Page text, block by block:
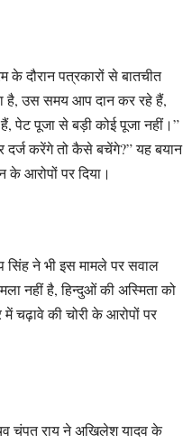
दौरान पत्रकारों से बातचीत
है, उस समय आप दान कर रहे हैं,
पेट पूजा से बड़ी कोई पूजा नहीं।”
करेंगे तो कैसे बचेंगे?” यह बयान
के आरोपों पर दिया।
सिंह ने भी इस मामले पर सवाल
नहीं है, हिन्दुओं की अस्मिता को
चढ़ावे की चोरी के आरोपों पर
चंपत राय ने अखिलेश यादव के